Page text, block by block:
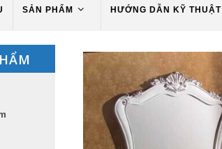
SẢN PHẨM HƯỚNG DẪN KỸ THUẬT